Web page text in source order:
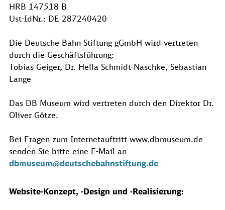
HRB 147518 B
Ust-IdNr.: DE 287240420
Die Deutsche Bahn Stiftung gGmbH wird vertreten
durch die Geschäftsführung:
Tobias Geiger, Dr. Hella Schmidt-Naschke, Sebastian
Lange
Das DB Museum wird vertreten durch den Direktor Dr.
Oliver Götze.
Bei Fragen zum Internetauftritt www.dbmuseum.de
senden Sie bitte eine E-Mail an
dbmuseum@deutschebahnstiftung.de
Website-Konzept, -Design und -Realisierung: